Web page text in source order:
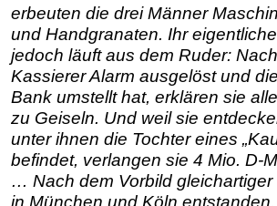
erbeuten die drei Männer
und Handgranaten. Ihr
jedoch läuft aus dem Ruder:
Kassierer Alarm ausgelöst und
Bank umstellt hat, erklären sie
zu Geiseln. Und weil sie
unter ihnen die Tochter eines
befindet, verlangen sie 4 Mio. D-
… Nach dem Vorbild gleichartiger
in München und Köln